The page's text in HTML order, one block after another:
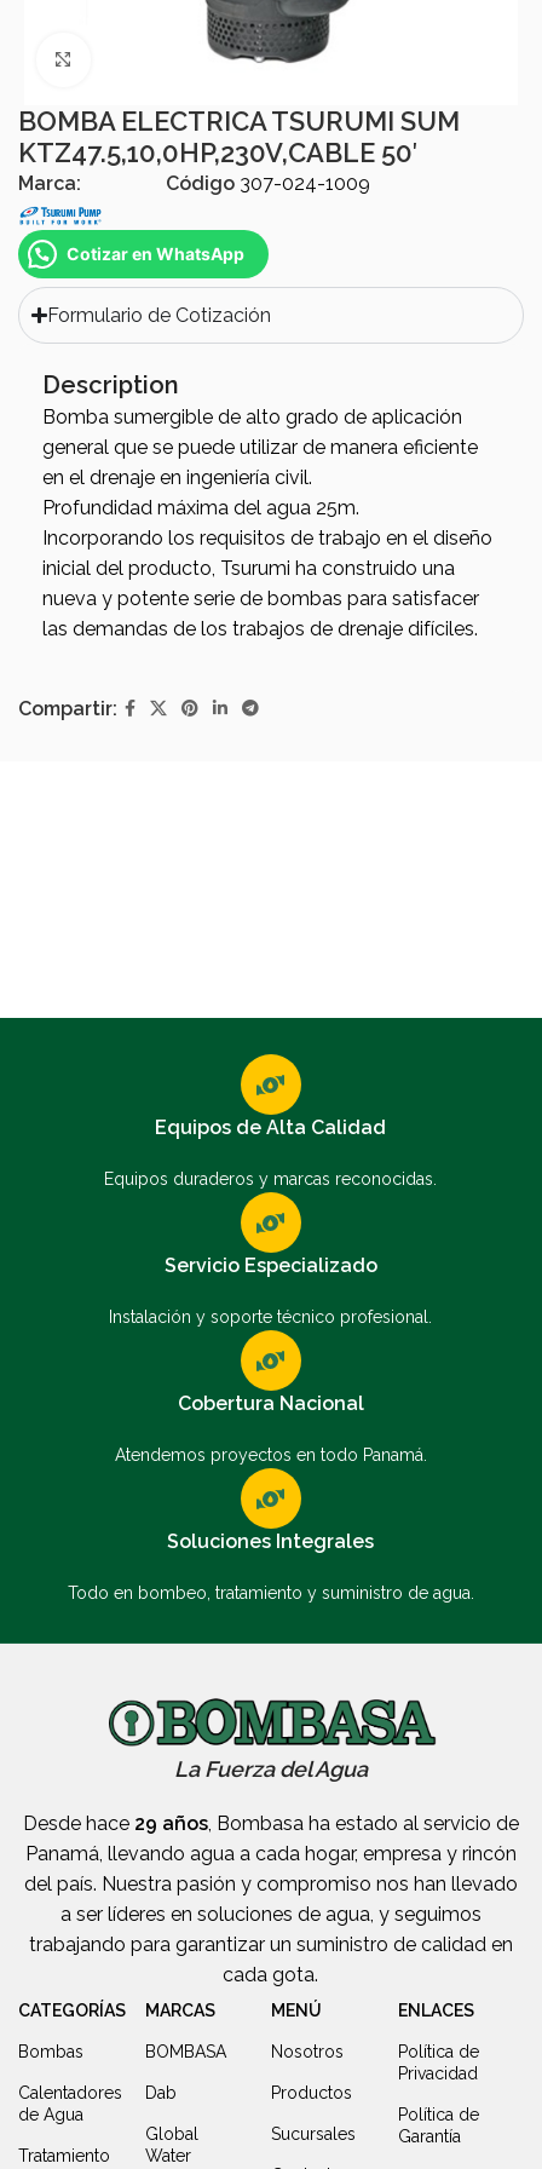
Click to enlarge
BOMBA ELECTRICA TSURUMI SUM
KTZ47.5,10,0HP,230V,CABLE 50′
Marca: Código 307-024-1009
Cotizar en WhatsApp
Formulario de Cotización
Description
Bomba sumergible de alto grado de aplicación
general que se puede utilizar de manera eficiente
en el drenaje en ingeniería civil.
Profundidad máxima del agua 25m.
Incorporando los requisitos de trabajo en el diseño
inicial del producto, Tsurumi ha construido una
nueva y potente serie de bombas para satisfacer
las demandas de los trabajos de drenaje difíciles.
Compartir:
Equipos de Alta Calidad
Equipos duraderos y marcas reconocidas.
Servicio Especializado
Instalación y soporte técnico profesional.
Cobertura Nacional
Atendemos proyectos en todo Panamá.
Soluciones Integrales
Todo en bombeo, tratamiento y suministro de agua.
La Fuerza del Agua
Desde hace 29 años, Bombasa ha estado al servicio de
Panamá, llevando agua a cada hogar, empresa y rincón
del país. Nuestra pasión y compromiso nos han llevado
a ser líderes en soluciones de agua, y seguimos
trabajando para garantizar un suministro de calidad en
cada gota.
CATEGORÍAS
Bombas
Calentadores
de Agua
Tratamiento
MARCAS
BOMBASA
Dab
Global
Water
MENÚ
Nosotros
Productos
Sucursales
ENLACES
Política de
Privacidad
Política de
Garantía